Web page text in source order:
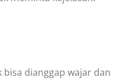
dianggap wajar dan